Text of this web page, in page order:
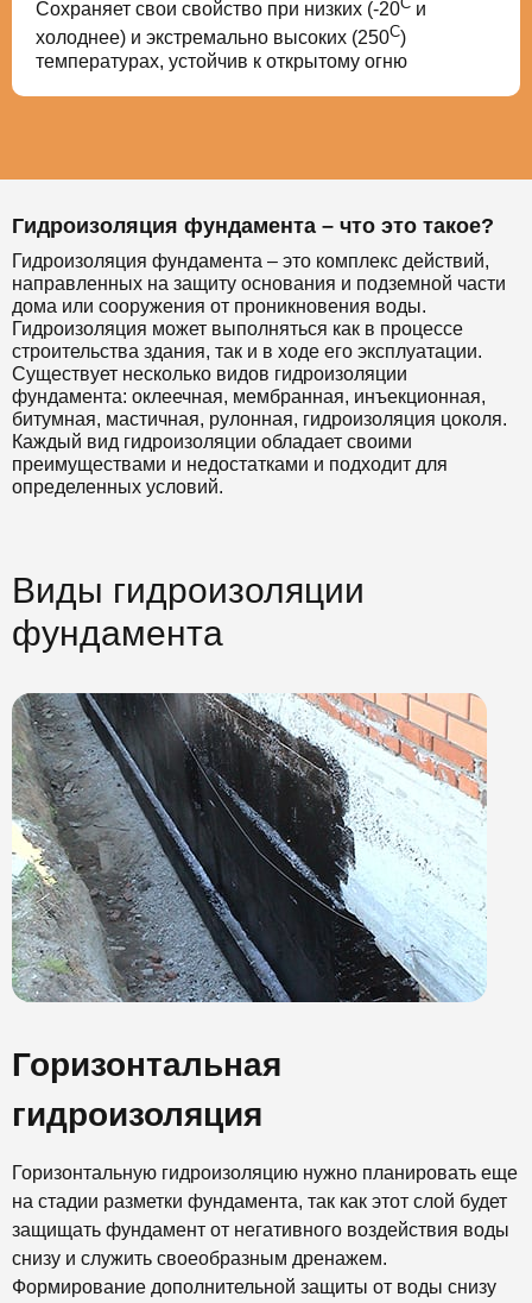
Сохраняет свои свойство при низких (-20
и
холоднее) и экстремально высоких (250С)
температурах, устойчив к открытому огню
Гидроизоляция фундамента – что это такое?
Гидроизоляция фундамента – это комплекс действий,
направленных на защиту основания и подземной части
дома или сооружения от проникновения воды.
Гидроизоляция может выполняться как в процессе
строительства здания, так и в ходе его эксплуатации.
Существует несколько видов гидроизоляции
фундамента: оклеечная, мембранная, инъекционная,
битумная, мастичная, рулонная, гидроизоляция цоколя.
Каждый вид гидроизоляции обладает своими
преимуществами и недостатками и подходит для
определенных условий.
Виды гидроизоляции
фундамента
Горизонтальная
гидроизоляция
Горизонтальную гидроизоляцию нужно планировать еще
на стадии разметки фундамента, так как этот слой будет
защищать фундамент от негативного воздействия воды
снизу и служить своеобразным дренажем.
Формирование дополнительной защиты от воды снизу